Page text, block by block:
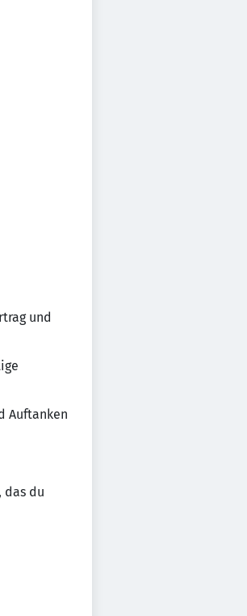
und
Auftanken
das du